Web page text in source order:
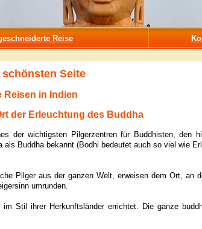
Reise
Seite
Reisen in Indien
der Erleuchtung des Buddha
der wichtigsten Pilgerzentren für Buddhisten, den
Buddha bekannt (Bodhi bedeutet auch so viel wie
Pilger aus der ganzen Welt, erweisen dem Ort, an
umrunden.
Stil ihrer Herkunftsländer errichtet. Die ganze